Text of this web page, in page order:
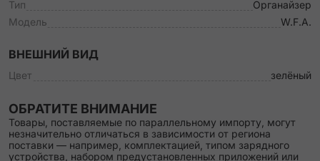
Тип
Органайзер
Модель
W.F.A.
ВНЕШНИЙ ВИД
Цвет зелёный
ОБРАТИТЕ ВНИМАНИЕ
Товары, поставляемые по параллельному импорту, могут
незначительно отличаться в зависимости от региона
поставки — например, комплектацией, типом зарядного
устройства, набором предустановленных приложений или